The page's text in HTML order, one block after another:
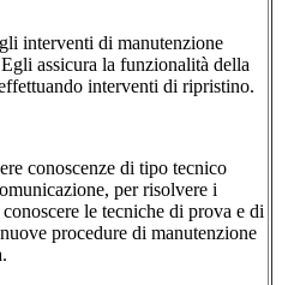
interventi di manutenzione
assicura la funzionalità della
interventi di ripristino.
conoscenze di tipo tecnico
per risolvere i
le tecniche di prova e di
procedure di manutenzione